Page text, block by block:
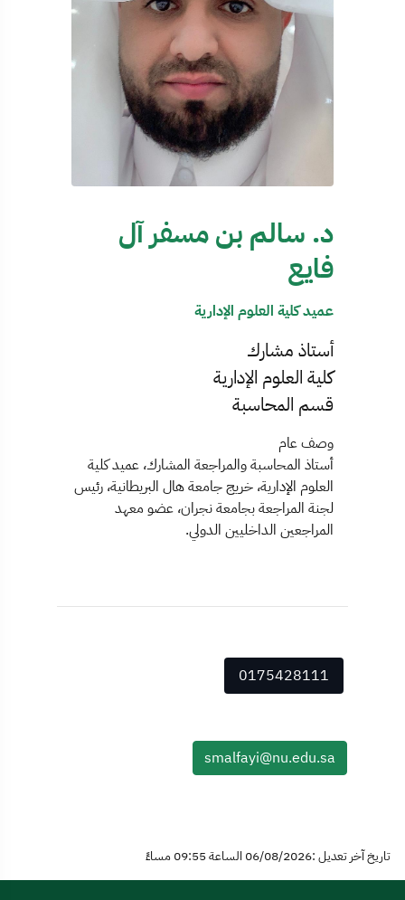
د. سالم بن مسفر آل
فايع
عميد كلية العلوم الإدارية
أستاذ مشارك
كلية العلوم الإدارية
قسم المحاسبة
وصف عام
أستاذ المحاسبة والمراجعة المشارك، عميد كلية
العلوم الإدارية، خريج جامعة هال البريطانية، رئيس
لجنة المراجعة بجامعة نجران، عضو معهد
المراجعين الداخليين الدولي.
0175428111
smalfayi@nu.edu.sa
تاريخ آخر تعديل :06/08/2026 الساعة 09:55 مساءً